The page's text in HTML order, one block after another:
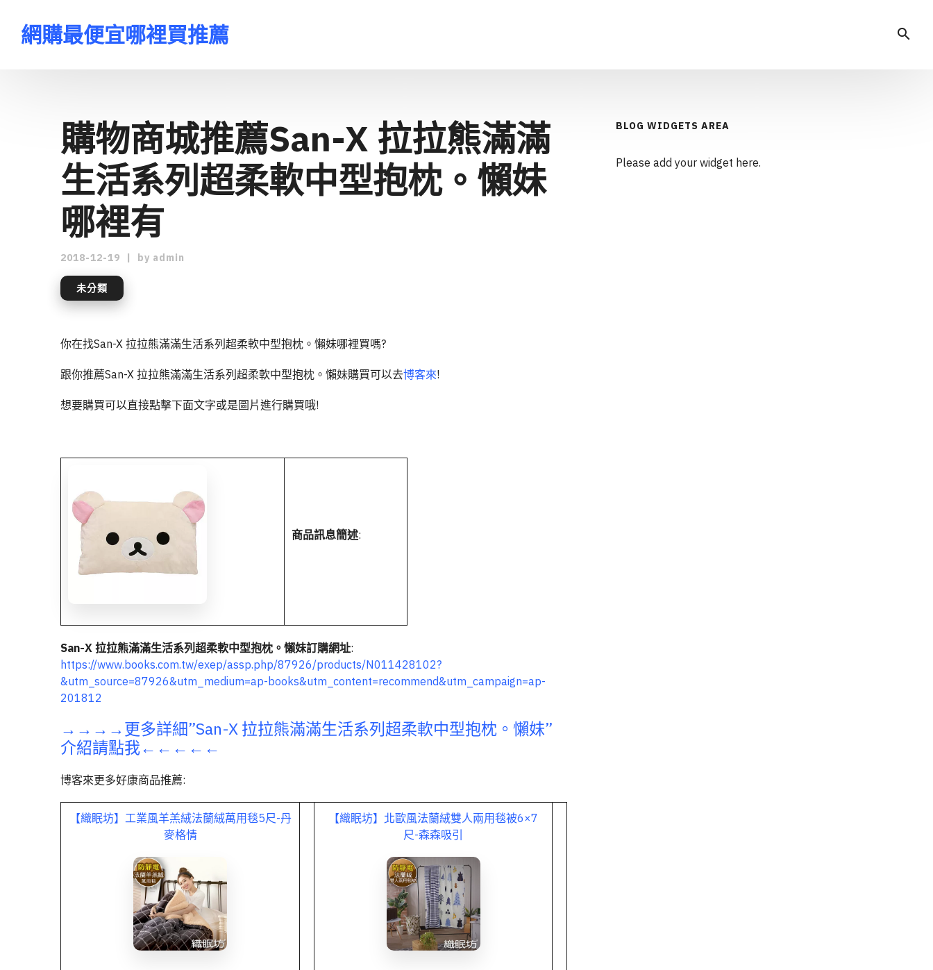
網購最便宜哪裡買推薦 search
購物商城推薦San-X 拉拉熊滿滿
生活系列超柔軟中型抱枕。懶妹
哪裡有
2018-12-19 | by admin
未分類
你在找San-X 拉拉熊滿滿生活系列超柔軟中型抱枕。懶妹哪裡買嗎?
跟你推薦San-X 拉拉熊滿滿生活系列超柔軟中型抱枕。懶妹購買可以去博客來!
想要購買可以直接點擊下面文字或是圖片進行購買哦!
商品訊息簡述:
San-X 拉拉熊滿滿生活系列超柔軟中型抱枕。懶妹訂購網址:
https://www.books.com.tw/exep/assp.php/87926/products/N011428102?
&utm_source=87926&utm_medium=ap-books&utm_content=recommend&utm_campaign=ap-
201812
→→→→更多詳細”San-X 拉拉熊滿滿生活系列超柔軟中型抱枕。懶妹”
介紹請點我←←←←←
博客來更多好康商品推薦:
【織眠坊】工業風羊羔絨法蘭絨萬用毯5尺-丹
麥格情
【織眠坊】北歐風法蘭絨雙人兩用毯被6×7
尺-森森吸引
BLOG WIDGETS AREA
Please add your widget here.